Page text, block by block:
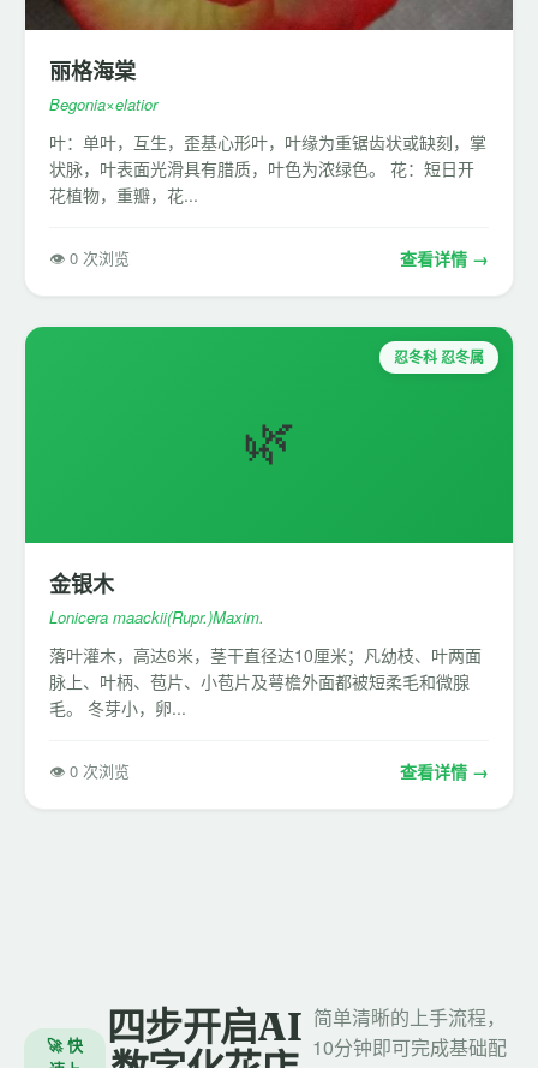
丽格海棠
Begonia×elatior
叶：单叶，互生，歪基心形叶，叶缘为重锯齿状或缺刻，掌
状脉，叶表面光滑具有腊质，叶色为浓绿色。 花：短日开
花植物，重瓣，花...
👁 0 次浏览 查看详情 →
🌿
忍冬科 忍冬属
金银木
Lonicera maackii(Rupr.)Maxim.
落叶灌木，高达6米，茎干直径达10厘米；凡幼枝、叶两面
脉上、叶柄、苞片、小苞片及萼檐外面都被短柔毛和微腺
毛。 冬芽小，卵...
👁 0 次浏览 查看详情 →
🚀 快
四步开启AI 简单清晰的上手流程，
10分钟即可完成基础配